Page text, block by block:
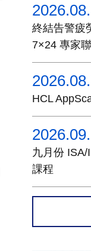
終結告警疲
7×24 專家
HCL
九月份 ISA/
課程